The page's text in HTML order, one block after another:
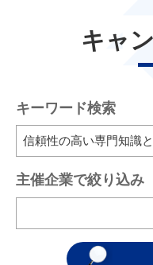
キャ
キーワード検索
主催企業で絞り込み